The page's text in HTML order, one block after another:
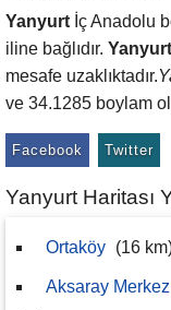
Yanyurt İç Anadolu
iline bağlıdır. Yanyurt
mesafe uzaklıktadır.
ve 34.1285 boylam
Facebook Twitter
Yanyurt Haritası
Ortaköy (16
Aksaray Merkez